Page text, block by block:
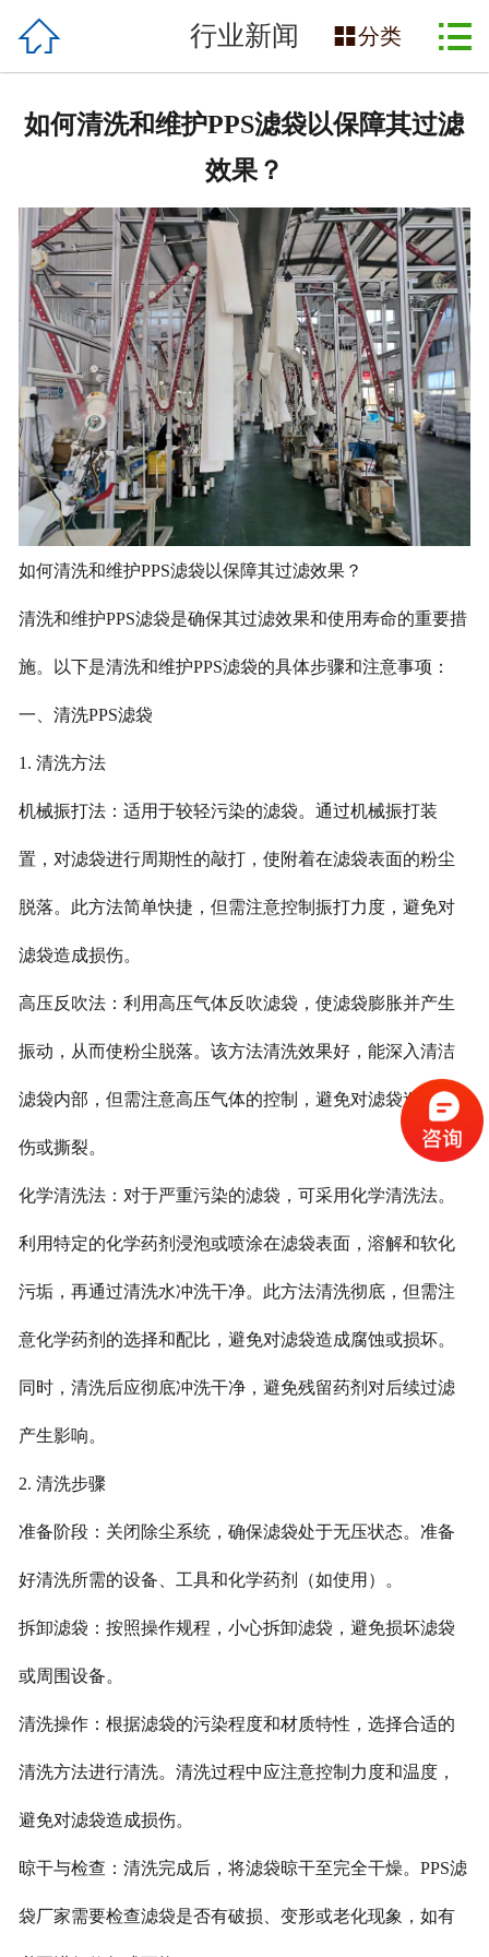
网站首页
产品展示
应用行业
新闻资讯
合作伙伴
联系我们
 行业新闻 分类 
如何清洗和维护PPS滤袋以保障其过滤
效果？
如何清洗和维护PPS滤袋以保障其过滤效果？
清洗和维护PPS滤袋是确保其过滤效果和使用寿命的重要措
施。以下是清洗和维护PPS滤袋的具体步骤和注意事项：
一、清洗PPS滤袋
1. 清洗方法
机械振打法：适用于较轻污染的滤袋。通过机械振打装
置，对滤袋进行周期性的敲打，使附着在滤袋表面的粉尘
脱落。此方法简单快捷，但需注意控制振打力度，避免对
滤袋造成损伤。
高压反吹法：利用高压气体反吹滤袋，使滤袋膨胀并产生
振动，从而使粉尘脱落。该方法清洗效果好，能深入清洁
滤袋内部，但需注意高压气体的控制，避免对滤袋造成损
伤或撕裂。
化学清洗法：对于严重污染的滤袋，可采用化学清洗法。
利用特定的化学药剂浸泡或喷涂在滤袋表面，溶解和软化
污垢，再通过清洗水冲洗干净。此方法清洗彻底，但需注
意化学药剂的选择和配比，避免对滤袋造成腐蚀或损坏。
同时，清洗后应彻底冲洗干净，避免残留药剂对后续过滤
产生影响。
2. 清洗步骤
准备阶段：关闭除尘系统，确保滤袋处于无压状态。准备
好清洗所需的设备、工具和化学药剂（如使用）。
拆卸滤袋：按照操作规程，小心拆卸滤袋，避免损坏滤袋
或周围设备。
清洗操作：根据滤袋的污染程度和材质特性，选择合适的
清洗方法进行清洗。清洗过程中应注意控制力度和温度，
避免对滤袋造成损伤。
晾干与检查：清洗完成后，将滤袋晾干至完全干燥。PPS滤
袋厂家需要检查滤袋是否有破损、变形或老化现象，如有